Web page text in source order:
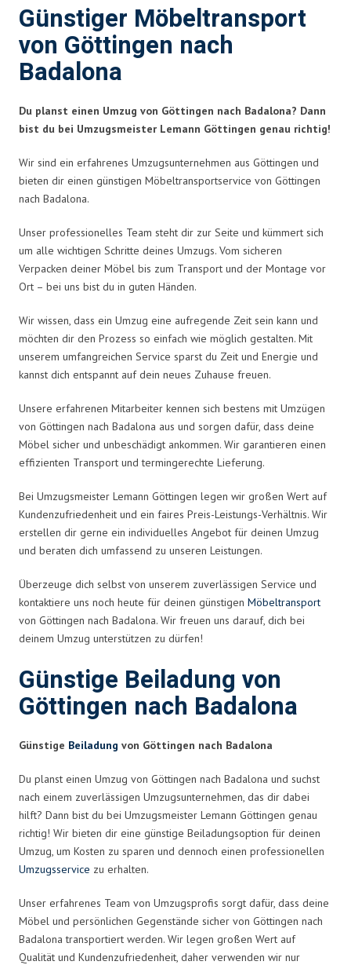
Günstiger Möbeltransport
von Göttingen nach
Badalona
Du planst einen Umzug von Göttingen nach Badalona? Dann
bist du bei Umzugsmeister Lemann Göttingen genau richtig!
Wir sind ein erfahrenes Umzugsunternehmen aus Göttingen und
bieten dir einen günstigen Möbeltransportservice von Göttingen
nach Badalona.
Unser professionelles Team steht dir zur Seite und kümmert sich
um alle wichtigen Schritte deines Umzugs. Vom sicheren
Verpacken deiner Möbel bis zum Transport und der Montage vor
Ort – bei uns bist du in guten Händen.
Wir wissen, dass ein Umzug eine aufregende Zeit sein kann und
möchten dir den Prozess so einfach wie möglich gestalten. Mit
unserem umfangreichen Service sparst du Zeit und Energie und
kannst dich entspannt auf dein neues Zuhause freuen.
Unsere erfahrenen Mitarbeiter kennen sich bestens mit Umzügen
von Göttingen nach Badalona aus und sorgen dafür, dass deine
Möbel sicher und unbeschädigt ankommen. Wir garantieren einen
effizienten Transport und termingerechte Lieferung.
Bei Umzugsmeister Lemann Göttingen legen wir großen Wert auf
Kundenzufriedenheit und ein faires Preis-Leistungs-Verhältnis. Wir
erstellen dir gerne ein individuelles Angebot für deinen Umzug
und beraten dich umfassend zu unseren Leistungen.
Überzeuge dich selbst von unserem zuverlässigen Service und
kontaktiere uns noch heute für deinen günstigen Möbeltransport
von Göttingen nach Badalona. Wir freuen uns darauf, dich bei
deinem Umzug unterstützen zu dürfen!
Günstige Beiladung von
Göttingen nach Badalona
Günstige Beiladung von Göttingen nach Badalona
Du planst einen Umzug von Göttingen nach Badalona und suchst
nach einem zuverlässigen Umzugsunternehmen, das dir dabei
hilft? Dann bist du bei Umzugsmeister Lemann Göttingen genau
richtig! Wir bieten dir eine günstige Beiladungsoption für deinen
Umzug, um Kosten zu sparen und dennoch einen professionellen
Umzugsservice zu erhalten.
Unser erfahrenes Team von Umzugsprofis sorgt dafür, dass deine
Möbel und persönlichen Gegenstände sicher von Göttingen nach
Badalona transportiert werden. Wir legen großen Wert auf
Qualität und Kundenzufriedenheit, daher verwenden wir nur